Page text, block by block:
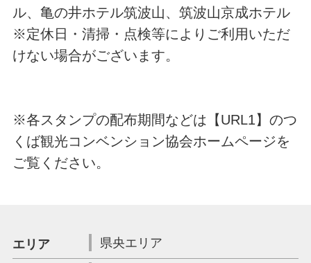
ル、亀の井ホテル筑波山、筑波山京成ホテル
※定休日・清掃・点検等によりご利用いただ
けない場合がございます。
※各スタンプの配布期間などは【URL1】のつ
くば観光コンベンション協会ホームページを
ご覧ください。
エリア 県央エリア